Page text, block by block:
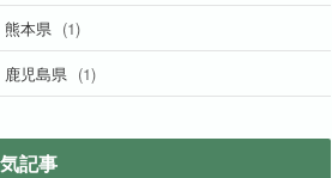
熊本県 (1)
鹿児島県 (1)
記事